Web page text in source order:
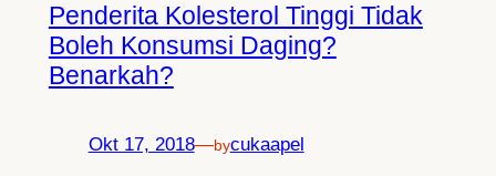
Penderita Kolesterol Tinggi Tidak
Boleh Konsumsi Daging?
Benarkah?
Okt 17, 2018—bycukaapel